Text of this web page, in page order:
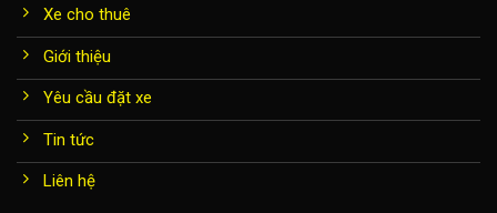
Xe cho thuê
Giới thiệu
Yêu cầu đặt xe
Tin tức
Liên hệ